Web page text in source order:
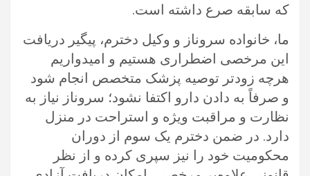
که سابقه صرع داشته است.
ما، خانواده سروناز و وکیل دخترم، پیگیر دریافت
این مرخصی اضطراری هستیم و امیدواریم
هرچه زودتر توصیه پزشک متخصص انجام شود
و صرفاً به دادن دارو اکتفا نشود؛ سروناز نیاز به
نظارت و مراقبت ویژه و استراحت در منزل
دارد. در ضمن دخترم یک سوم از دوران
محکومیت خود را نیز سپری کرده و از نظر